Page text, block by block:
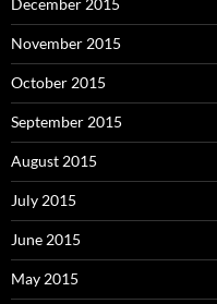
November 2015
October 2015
September 2015
August 2015
July 2015
June 2015
May 2015